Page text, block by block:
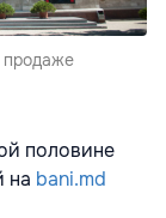
продаже
половине
на bani.md